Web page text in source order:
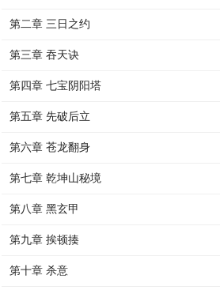
第二章 三日之约
第三章 吞天诀
第四章 七宝阴阳塔
第五章 先破后立
第六章 苍龙翻身
第七章 乾坤山秘境
第八章 黑玄甲
第九章 挨顿揍
第十章 杀意